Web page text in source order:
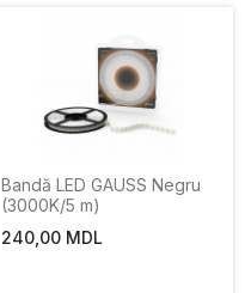
Bandă LED GAUSS Negru
(3000K/5 m)
240,00 MDL